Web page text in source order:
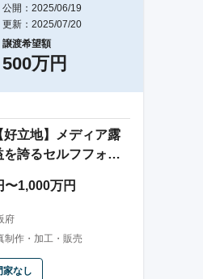
公開：2025/06/19
更新：2025/07/20
譲渡希望額
500万円
好立地】メディア露
誇るセルフフォト
〜1,000万円
府
制作・加工・販売
家なし